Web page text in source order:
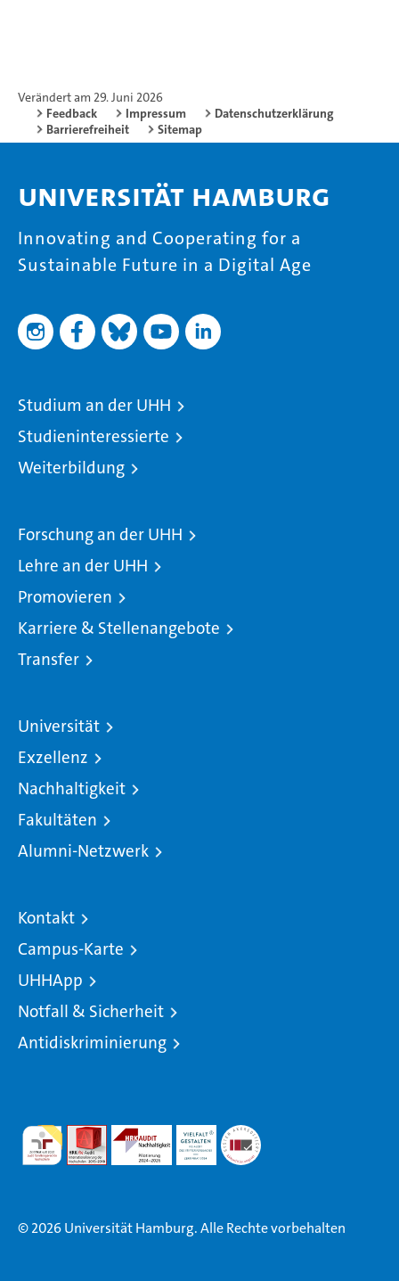
Verändert am 29. Juni 2026
Feedback
Impressum
Datenschutzerklärung
Barrierefreiheit
Sitemap
Universität Hamburg
Innovating and Cooperating for a
Sustainable Future in a Digital Age
Studium an der UHH
Studieninteressierte
Weiterbildung
Forschung an der UHH
Lehre an der UHH
Promovieren
Karriere & Stellenangebote
Transfer
Universität
Exzellenz
Nachhaltigkeit
Fakultäten
Alumni-Netzwerk
Kontakt
Campus-Karte
UHHApp
Notfall & Sicherheit
Antidiskriminierung
© 2026 Universität Hamburg. Alle Rechte vorbehalten